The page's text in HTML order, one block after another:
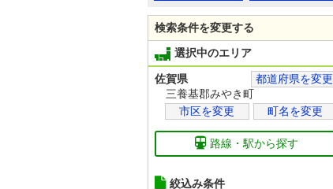
検索条件を変更する
選択中のエリア
佐賀県
都道府県を変更
三養基郡みやき町
市区を変更
町名を変更
路線・駅から探す
絞込み条件